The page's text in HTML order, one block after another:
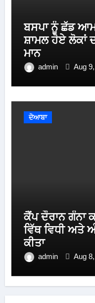
ਬਸਪਾ ਨੂੰ ਛੱਡ
ਸ਼ਾਮਲ ਹੋਏ ਲੋਕਾਂ
ਮਾਨ
admin Aug
ਦੋਆਬਾ
ਕੈਂਪ ਦੌਰਾਨ ਗੰਨਾ
ਵਿੱਥ ਵਿਧੀ ਅਤੇ
ਕੀਤਾ
admin Aug